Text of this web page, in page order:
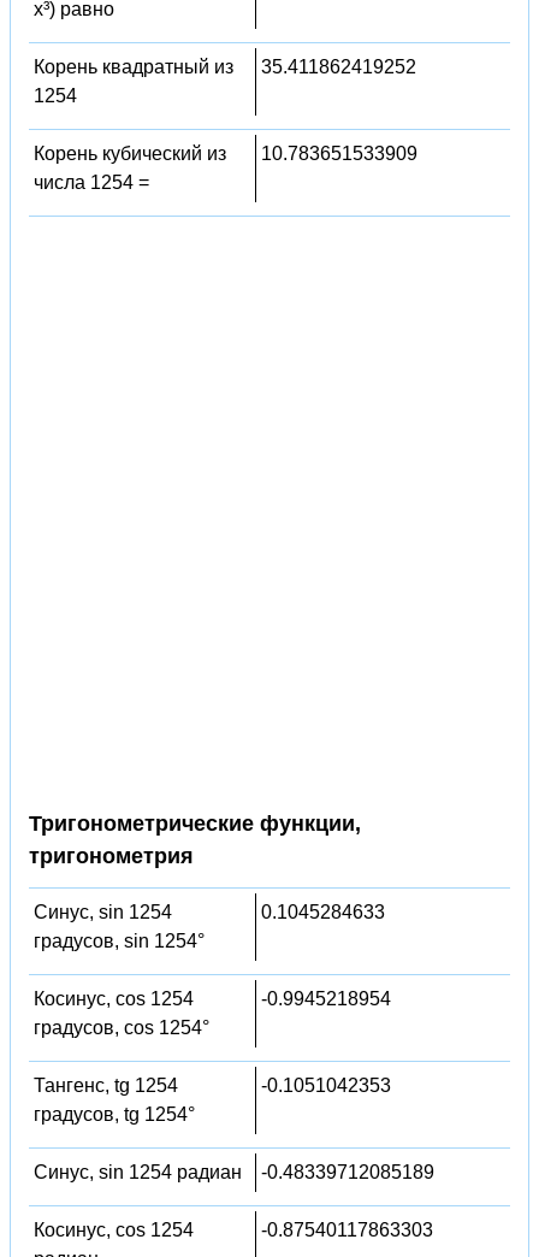
x³) равно
Корень квадратный из
1254
35.411862419252
Корень кубический из
числа 1254 =
10.783651533909
Тригонометрические функции,
тригонометрия
Синус, sin 1254
градусов, sin 1254°
0.1045284633
Косинус, cos 1254
градусов, cos 1254°
-0.9945218954
Тангенс, tg 1254
градусов, tg 1254°
-0.1051042353
Синус, sin 1254 радиан -0.48339712085189
Косинус, cos 1254
-0.87540117863303